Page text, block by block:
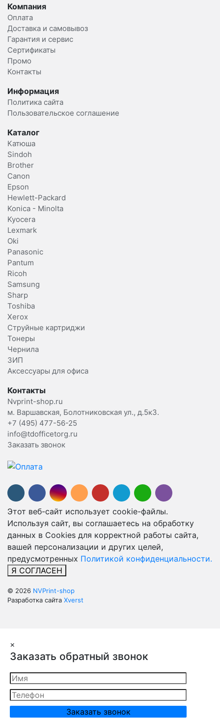
Компания
Оплата
Доставка и самовывоз
Гарантия и сервис
Сертификаты
Промо
Контакты
Информация
Политика сайта
Пользовательское соглашение
Каталог
Катюша
Sindoh
Brother
Canon
Epson
Hewlett-Packard
Konica - Minolta
Kyocera
Lexmark
Oki
Panasonic
Pantum
Ricoh
Samsung
Sharp
Toshiba
Xerox
Струйные картриджи
Тонеры
Чернила
ЗИП
Аксессуары для офиса
Контакты
Nvprint-shop.ru
м. Варшавская, Болотниковская ул., д.5к3.
+7 (495) 477-56-25
info@tdofficetorg.ru
Заказать звонок
Этот веб-сайт использует cookie-файлы.
Используя сайт, вы соглашаетесь на обработку
данных в Cookies для корректной работы сайта,
вашей персонализации и других целей,
предусмотренных Политикой конфиденциальности.
Я СОГЛАСЕН
© 2026 NVPrint-shop
Разработка сайта Xverst
×
Заказать обратный звонок